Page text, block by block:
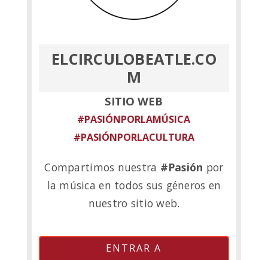
ELCIRCULOBEATLE.CO
M
SITIO WEB
#PASIÓNPORLAMÚSICA
#PASIÓNPORLACULTURA
Compartimos nuestra #Pasión por
la música en todos sus géneros en
nuestro sitio web.
ENTRAR A